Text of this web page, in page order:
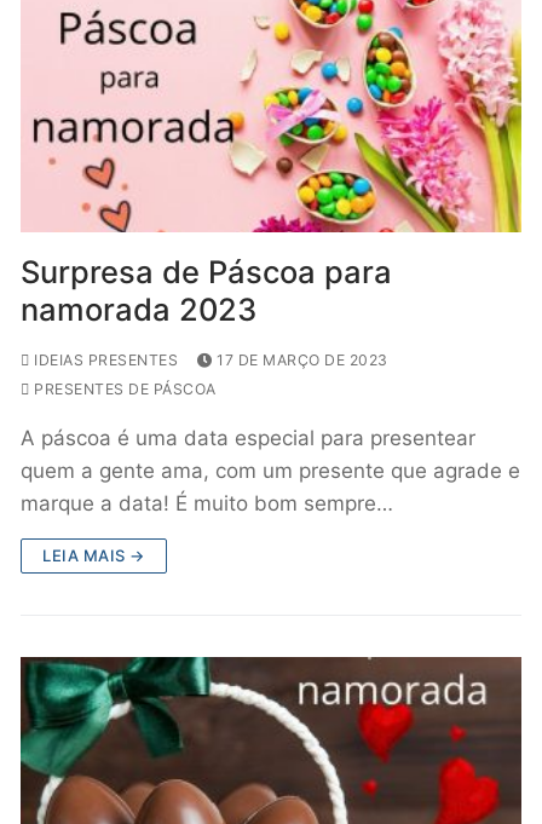
Surpresa de Páscoa para
namorada 2023
IDEIAS PRESENTES
17 DE MARÇO DE 2023
PRESENTES DE PÁSCOA
A páscoa é uma data especial para presentear
quem a gente ama, com um presente que agrade e
marque a data! É muito bom sempre…
LEIA MAIS →